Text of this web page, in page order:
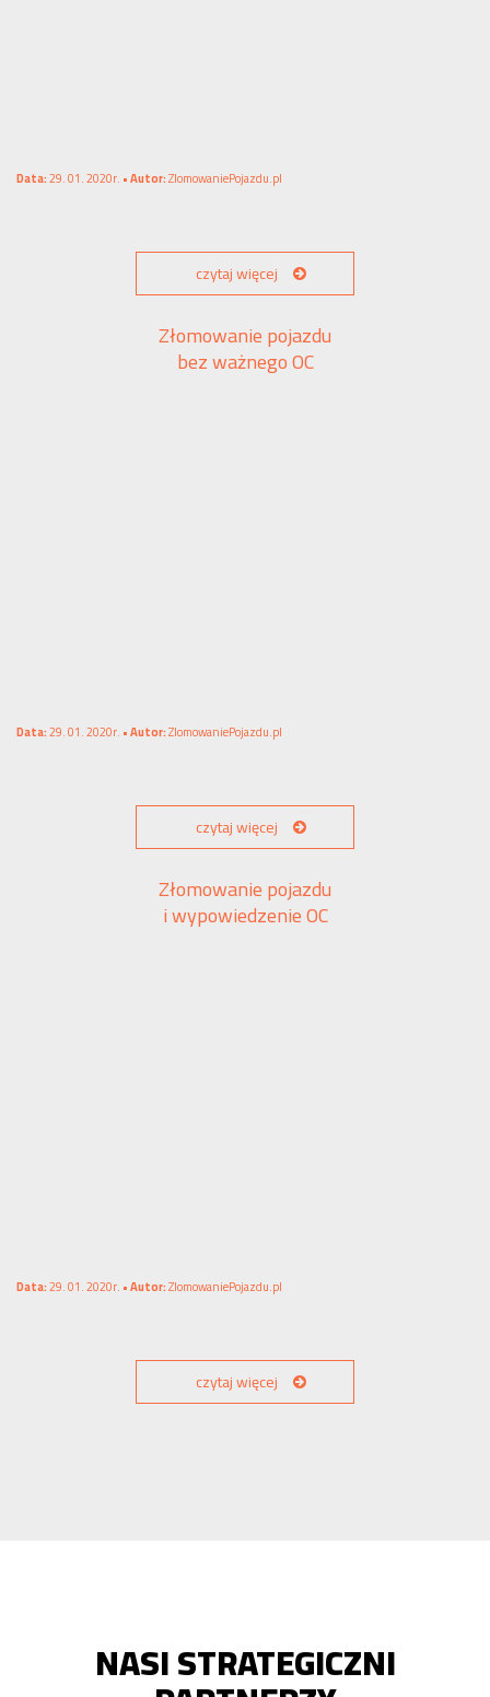
Data:29. 01. 2020r. •Autor:ZlomowaniePojazdu.pl
czytaj więcej
Złomowanie pojazdu
bez ważnego OC
Data:29. 01. 2020r. •Autor:ZlomowaniePojazdu.pl
czytaj więcej
Złomowanie pojazdu
i wypowiedzenie OC
Data:29. 01. 2020r. •Autor:ZlomowaniePojazdu.pl
czytaj więcej
NASI STRATEGICZNI